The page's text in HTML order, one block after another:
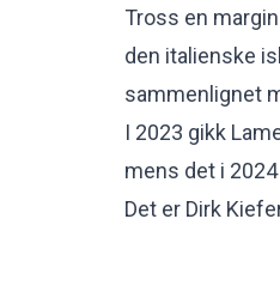
Tross en
den italienske
sammenlignet
I 2023 gikk
mens det i
Det er Dirk